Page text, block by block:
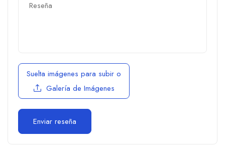
Suelta imágenes para subir o
Galería de Imágenes